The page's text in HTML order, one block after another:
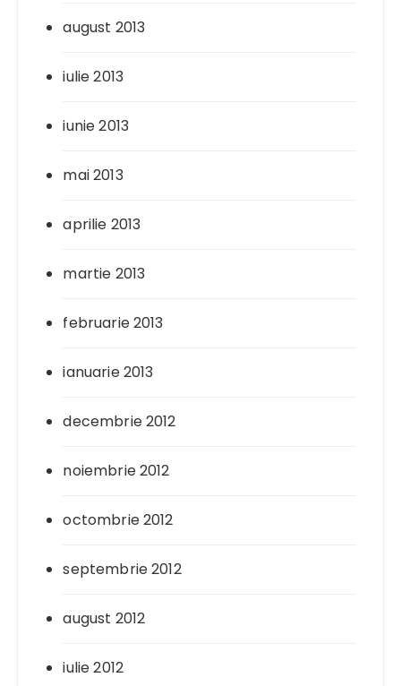
august 2013
iulie 2013
iunie 2013
mai 2013
aprilie 2013
martie 2013
februarie 2013
ianuarie 2013
decembrie 2012
noiembrie 2012
octombrie 2012
septembrie 2012
august 2012
iulie 2012